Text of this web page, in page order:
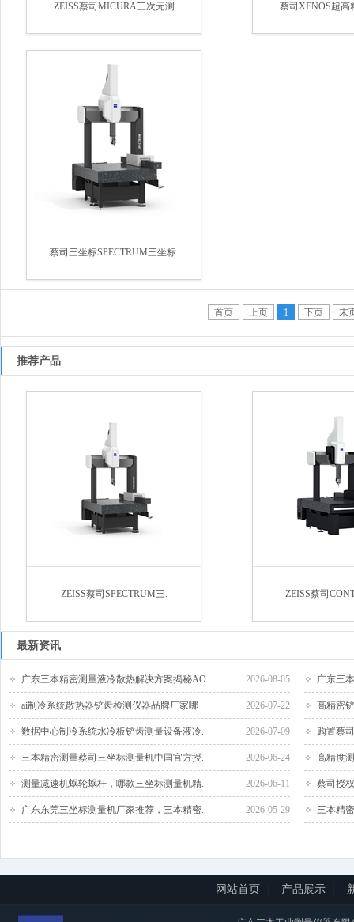
ZEISS蔡司MICURA三次元测 蔡司XENOS超高
蔡司三坐标SPECTRUM三坐标.
首页 上页 1 下页 末
推荐产品
ZEISS蔡司SPECTRUM三. ZEISS蔡司
最新资讯
2026-08-05
广东三本精密测量液冷散热解决方案揭秘AO. 广东三
2026-07-22
ai制冷系统散热器铲齿检测仪器品牌厂家哪 高精密
2026-07-09
数据中心制冷系统水冷板铲齿测量设备液冷. 购置蔡
2026-06-24
三本精密测量蔡司三坐标测量机中国官方授. 高精度
2026-06-11
测量减速机蜗轮蜗杆，哪款三坐标测量机精. 蔡司授
2026-05-29
广东东莞三坐标测量机厂家推荐，三本精密. 三本精
网站首页 产品展示